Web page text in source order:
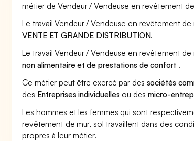
métier de Vendeur / Vendeuse en revêtement
Le travail Vendeur / Vendeuse en revêtement de
VENTE ET GRANDE DISTRIBUTION.
Le travail Vendeur / Vendeuse en revêtement
non alimentaire et de prestations de confort .
Ce métier peut être exercé par dessociétés
des Entreprises individuelles ou desmicro-
Les hommes et les femmes qui sont
revêtement de mur, sol travaillent dans des
propres à leur métier.